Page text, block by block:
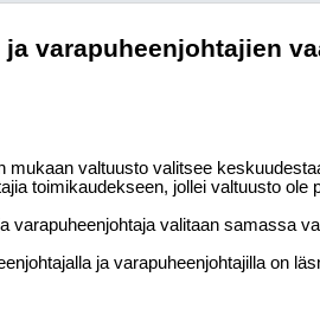
varapuheenjohtajien
mukaan valtuusto valitsee
toimikaudekseen, jollei valtuusto
varapuheenjohtaja valitaan samassa
ja varapuheenjohtajilla on